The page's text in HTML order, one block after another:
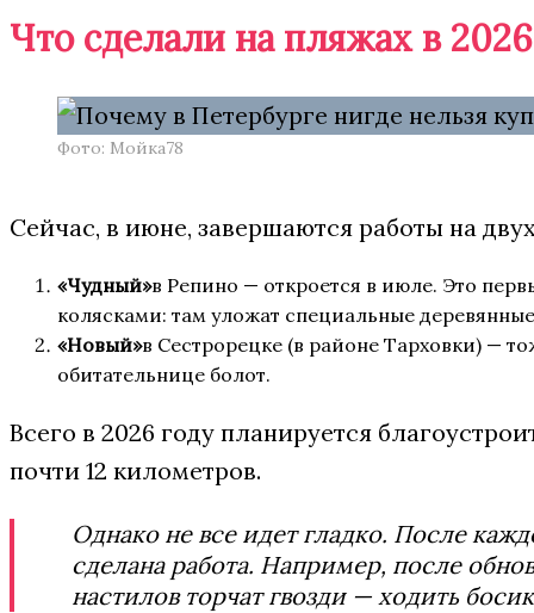
Что сделали на пляжах в
Фото: Мойка78
Сейчас, в июне, завершаются работы на
«Чудный»в Репино — откроется в июле. Это
колясками: там уложат специальные
«Новый»в Сестрорецке (в районе Тарховки) —
обитательнице болот.
Всего в 2026 году планируется
почти 12 километров.
Однако не все идет гладко. После
сделана работа. Например, после
настилов торчат гвозди — ходить